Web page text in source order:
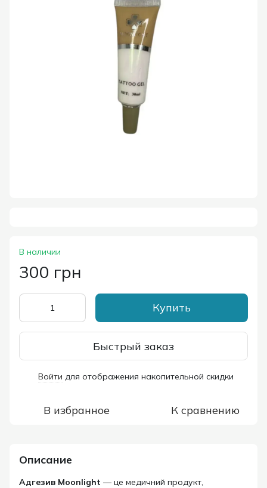
В наличии
300 грн
Купить
Быстрый заказ
Войти для отображения накопительной скидки
В избранное К сравнению
Описание
Адгезив Moonlight — це медичний продукт,